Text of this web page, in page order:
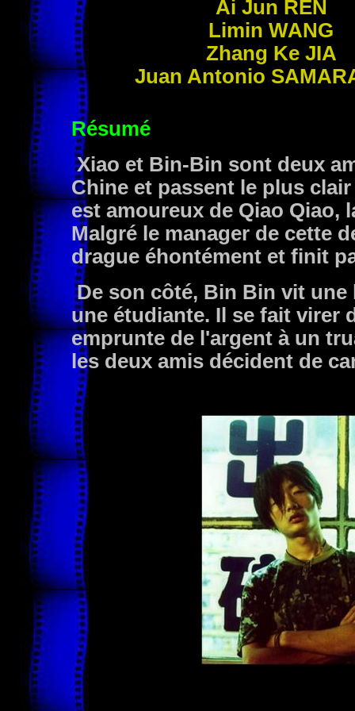
Ai Jun REN
Limin WANG
Zhang Ke JIA
Juan Antonio
Résumé
Xiao et Bin-Bin sont deux
Chine et passent le plus
est amoureux de Qiao Qiao,
Malgré le manager de cette
drague éhontément et finit
De son côté, Bin Bin vit
une étudiante. Il se fait virer
emprunte de l'argent à un
les deux amis décident de